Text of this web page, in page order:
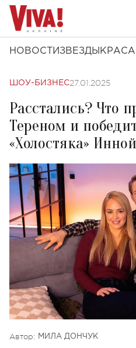
НОВОСТИ ЗВЕЗДЫ КРАСА
ШОУ-БИЗНЕС27.01.2025
Расстались? Что
Тереном и
«Холостяка»
Автор: МИЛА ДОНЧУК